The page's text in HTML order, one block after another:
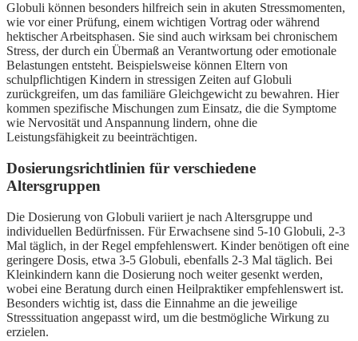
Globuli können besonders hilfreich sein in akuten Stressmomenten,
wie vor einer Prüfung, einem wichtigen Vortrag oder während
hektischer Arbeitsphasen. Sie sind auch wirksam bei chronischem
Stress, der durch ein Übermaß an Verantwortung oder emotionale
Belastungen entsteht. Beispielsweise können Eltern von
schulpflichtigen Kindern in stressigen Zeiten auf Globuli
zurückgreifen, um das familiäre Gleichgewicht zu bewahren. Hier
kommen spezifische Mischungen zum Einsatz, die die Symptome
wie Nervosität und Anspannung lindern, ohne die
Leistungsfähigkeit zu beeinträchtigen.
Dosierungsrichtlinien für verschiedene
Altersgruppen
Die Dosierung von Globuli variiert je nach Altersgruppe und
individuellen Bedürfnissen. Für Erwachsene sind 5-10 Globuli, 2-3
Mal täglich, in der Regel empfehlenswert. Kinder benötigen oft eine
geringere Dosis, etwa 3-5 Globuli, ebenfalls 2-3 Mal täglich. Bei
Kleinkindern kann die Dosierung noch weiter gesenkt werden,
wobei eine Beratung durch einen Heilpraktiker empfehlenswert ist.
Besonders wichtig ist, dass die Einnahme an die jeweilige
Stresssituation angepasst wird, um die bestmögliche Wirkung zu
erzielen.